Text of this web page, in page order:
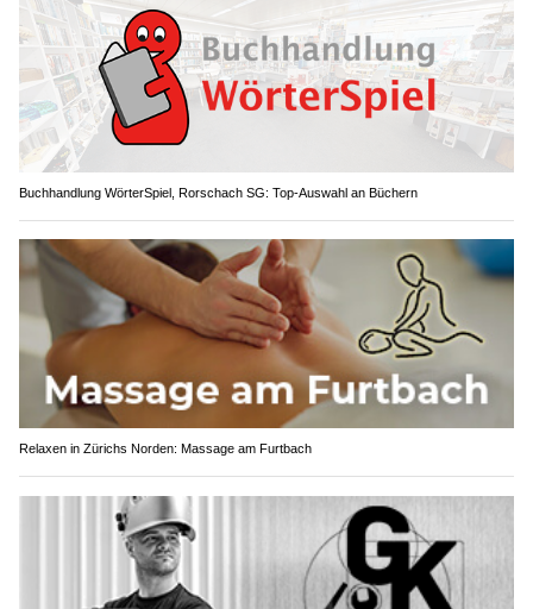
Buchhandlung WörterSpiel, Rorschach SG: Top-Auswahl an Büchern
Relaxen in Zürichs Norden: Massage am Furtbach